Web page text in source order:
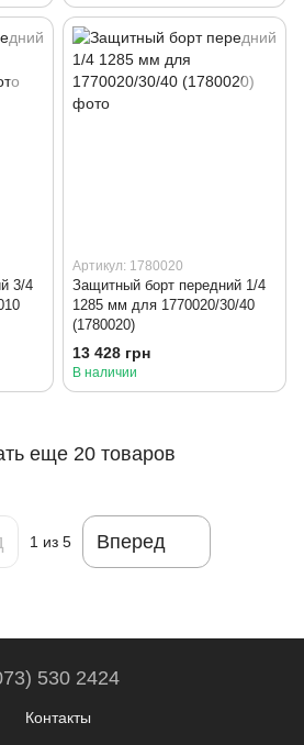
3/4
Артикул: 1780020
Защитный борт передний 1/4
1285 мм для 1770020/30/40
(1780020)
13 428 грн
В наличии
еще 20 товаров
1 из 5 Вперед
530 2424
Контакты